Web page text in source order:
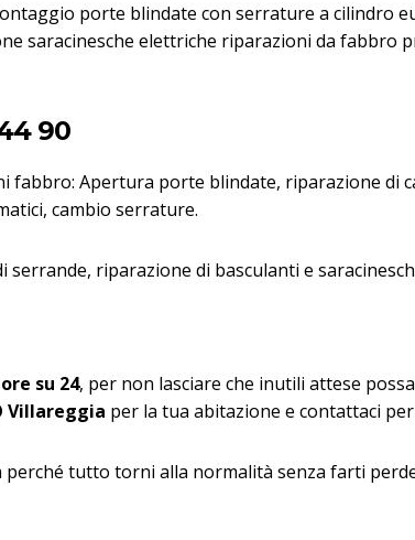
porte blindate con serrature a cilindro
saracinesche elettriche riparazioni da fabbro
90
fabbro: Apertura porte blindate, riparazione di
cambio serrature.
riparazione di basculanti e
su 24, per non lasciare che inutili attese
Villareggia per la tua abitazione e contattaci
tutto torni alla normalità senza farti